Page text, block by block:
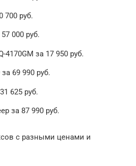
700 руб.
000 руб.
4170GM за 17 950 руб.
69 990 руб.
625 руб.
за 87 990 руб.
с разными ценами и